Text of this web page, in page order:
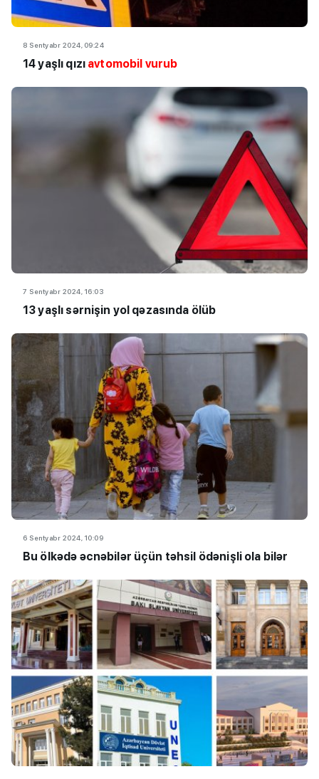
8 Sentyabr 2024, 09:24
14 yaşlı qızı avtomobil vurub
7 Sentyabr 2024, 16:03
13 yaşlı sərnişin yol qəzasında ölüb
6 Sentyabr 2024, 10:09
Bu ölkədə əcnəbilər üçün təhsil ödənişli ola bilər